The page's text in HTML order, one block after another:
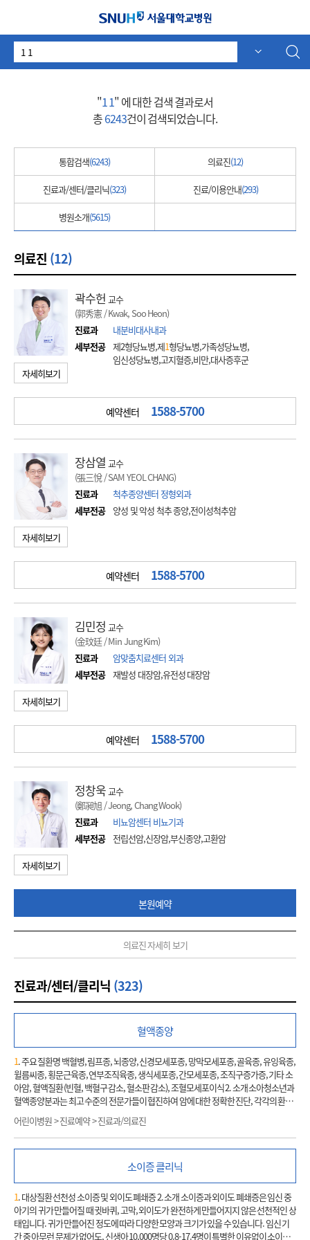
서울대학교병원
색
자동 추
자동 추
"1 1" 에 대한 검색 결과로서
총6243건이 검색되었습니다.
통합검색(6243) 의료진(12)
진료과/센터/클리닉(323) 진료/이용안내(293)
병원소개(5615)
의료진 (12)
자세히보기
곽수헌 교수
(郭秀憲 / Kwak, Soo Heon)
진료과
내분비대사내과
세부전공 제2형당뇨병,제1형당뇨병,가족성당뇨병,
임신성당뇨병,고지혈증,비만,대사증후군
예약센터 1588-5700
자세히보기
장삼열 교수
(張三悅 / SAM YEOL CHANG)
진료과
척추종양센터 정형외과
세부전공
양성 및 악성 척추 종양,전이성척추암
예약센터 1588-5700
자세히보기
김민정 교수
(金玟廷 / Min Jung Kim)
진료과
암맞춤치료센터 외과
세부전공 재발성 대장암,유전성 대장암
예약센터 1588-5700
자세히보기
정창욱교수
(鄭昶旭 / Jeong, Chang Wook)
진료과
비뇨암센터 비뇨기과
세부전공 전립선암,신장암,부신종양,고환암
본원예약
의료진 자세히 보기
진료과/센터/클리닉 (323)
혈액종양
1. 주요 질환명 백혈병, 림프종, 뇌종양, 신경모세포종, 망막모세포종, 골육종, 유잉육종,
윌름씨종, 횡문근육종, 연부조직육종, 생식세포종, 간모세포종, 조직구증가증, 기타 소
아암, 혈액질환 (빈혈, 백혈구 감소, 혈소판 감소), 조혈모세포이식 2. 소개 소아청소년과
혈액종양분과는 최고 수준의 전문가들이 협진하여 암에 대한 정확한 진단, 각각의 환자
에게 알맞는 최상의 치료, 그리고 다양한 사회 경제적인 지원을 통해 성인과는 다른 어린
이, 청소년 환자가 어렵고 힘든 질환을 잘 극복하고 건강한 사회 구성원으로 자라날 수 있
도록 돕는데 최선의 노력을 기울이고 있습니다. 국내 최초로 1994년 소아청소년암 전문
병동을 시작하여 현재까지 국내 소아청소년암 치료를 이끌어 오고 있으며, 오랜 치료 경
험 뿐 아니라 보다 나은 치료를 위해 다양한 연구와 임상 시험을 선도적으로 진행하고 있
습니다. 소아청소년의 암은 연간 국내에서1,000-1,200명 정도가 발생하며, 그 특징이나
양상은 성인과 많이 다릅니다. 또한 성장 발달을 함께 하고 있는 소아, 청소년의 특수성
때문에 소아 질환 관련 다양한 전문가의 협진이 그 어떤 질환보다 꼭 필요합니다. 국내 최
고의 소아 전문 신경외과, 외과, 정형외과, 안과, 흉부외과, 비뇨기과 등의 외과 분야, 그
리고 정확한 진단 및 치료반응 평가를 도와주는 최고 수준의 병리과, 영상의학과, 진단검
어린이병원 > 진료예약 > 진료과/의료진
소이증 클리닉
1. 대상질환 선천성 소이증 및 외이도 폐쇄증 2. 소개 소이증과 외이도 폐쇄증은 임신 중
아기의 귀가 만들어질 때 귓바퀴, 고막, 외이도가 완전하게 만들어지지 않은 선천적인 상
태입니다. 귀가 만들어진 정도에 따라 다양한 모양과 크기가 있을 수 있습니다. 임신 기
간 중 아무런 문제가 없어도, 신생아 10,000명당 0.8-17.4명이 특별한 이유없이 소이증